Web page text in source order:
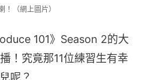
（網上圖片）
101》Season 2的大
！究竟那11位練習生有幸
呢？